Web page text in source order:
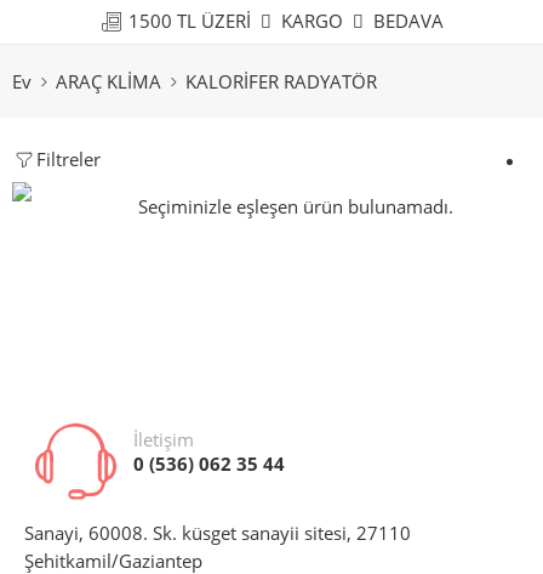
1500 TL ÜZERİ KARGO BEDAVA
Ev ARAÇ KLİMA KALORİFER RADYATÖR
Filtreler
Seçiminizle eşleşen ürün bulunamadı.
İletişim
0 (536) 062 35 44
Sanayi, 60008. Sk. küsget sanayii sitesi, 27110
Şehitkamil/Gaziantep